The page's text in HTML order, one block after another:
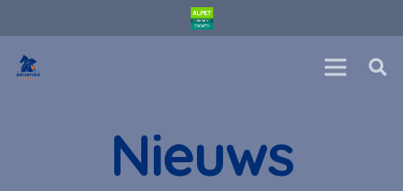
Nieuws